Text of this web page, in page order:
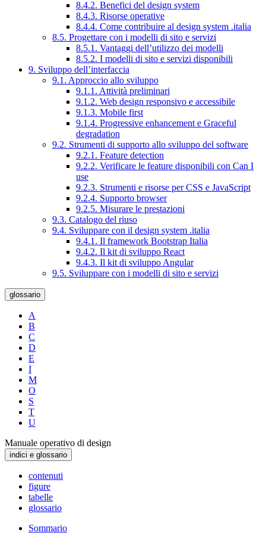
8.4.2. Benefici del design system
8.4.3. Risorse operative
8.4.4. Come contribuire al design system .italia
8.5. Progettare con i modelli di sito e servizi
8.5.1. Vantaggi dell’utilizzo dei modelli
8.5.2. I modelli di sito e servizi disponibili
9. Sviluppo dell’interfaccia
9.1. Approccio allo sviluppo
9.1.1. Attività preliminari
9.1.2. Web design responsivo e accessibile
9.1.3. Mobile first
9.1.4. Progressive enhancement e Graceful
degradation
9.2. Strumenti di supporto allo sviluppo del software
9.2.1. Feature detection
9.2.2. Verificare le feature disponibili con Can I
use
9.2.3. Strumenti e risorse per CSS e JavaScript
9.2.4. Supporto browser
9.2.5. Misurare le prestazioni
9.3. Catalogo del riuso
9.4. Sviluppare con il design system .italia
9.4.1. Il framework Bootstrap Italia
9.4.2. Il kit di sviluppo React
9.4.3. Il kit di sviluppo Angular
9.5. Sviluppare con i modelli di sito e servizi
glossario
A
B
C
D
E
I
M
O
S
T
U
Manuale operativo di design
indici e glossario
contenuti
figure
tabelle
glossario
Sommario